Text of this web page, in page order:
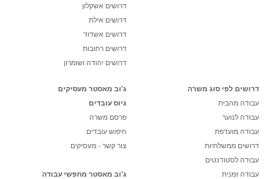
דרושים אשקלון
דרושים אילת
דרושים אשדוד
דרושים רחובות
דרושים יהודה ושומרון
דרושים לפי סוג משרה
עבודה מהבית
עבודה לנוער
עבודה מועדפת
דרושים ממשלתיות
עבודה לסטודנטים
עבודה זמנית
ג'וב מאסטר מעסיקים
גיוס עובדים
פרסם משרה
חיפוש עובדים
צור קשר - מעסיקים
ג'וב מאסטר מחפשי עבודה